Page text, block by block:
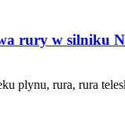
rury w silniku